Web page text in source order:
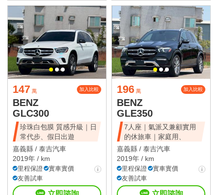
147 萬 加入比較
BENZ
GLC300
珍珠白包膜 質感升級｜日
常代步、假日出遊
嘉義縣 / 泰吉汽車
2019年 / km
里程保證
實車實價
友善試車
196 萬 加入比較
BENZ
GLE350
7人座｜氣派又兼顧實用
的休旅車｜家庭用、
嘉義縣 / 泰吉汽車
2019年 / km
里程保證
實車實價
友善試車